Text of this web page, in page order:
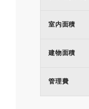
室内面積
建物面積
管理費